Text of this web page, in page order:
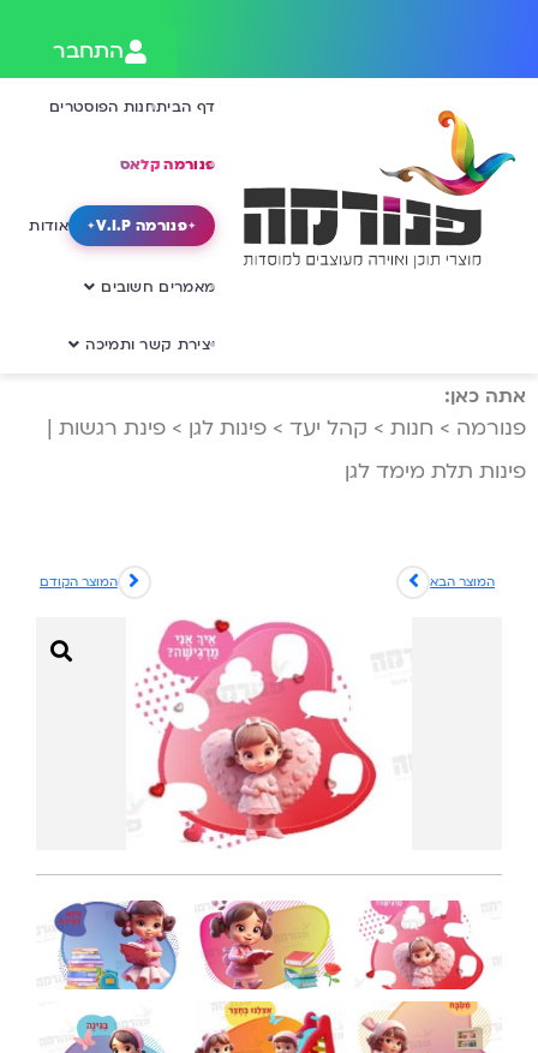
התחבר
דף הביתחנות הפוסטרים
פנורמה קלאס
פנורמה V.I.P אודות
מאמרים חשובים
יצירת קשר ותמיכה
אתה כאן:
פנורמה > חנות > קהל יעד > פינות לגן > פינת רגשות |
פינות תלת מימד לגן
המוצר הקודם המוצר הבא